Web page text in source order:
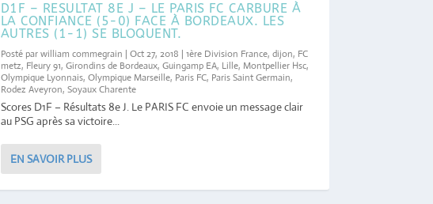
D1F – RESULTAT 8E J – LE PARIS FC CARBURE À
LA CONFIANCE (5-0) FACE À BORDEAUX. LES
AUTRES (1-1) SE BLOQUENT.
Posté parwilliam commegrain | Oct 27, 2018 | 1ère Division France, dijon, FC
metz, Fleury 91, Girondins de Bordeaux, Guingamp EA, Lille, Montpellier Hsc,
Olympique Lyonnais, Olympique Marseille, Paris FC, Paris Saint Germain,
Rodez Aveyron, Soyaux Charente
Scores D1F – Résultats 8e J. Le PARIS FC envoie un message clair
au PSG après sa victoire...
EN SAVOIR PLUS